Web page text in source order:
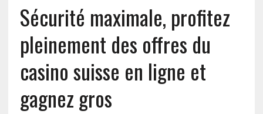
Sécurité maximale, profitez
pleinement des offres du
casino suisse en ligne et
gagnez gros